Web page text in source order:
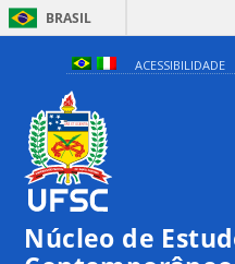
BRASIL
ACESSIBILIDADE
Núcleo de